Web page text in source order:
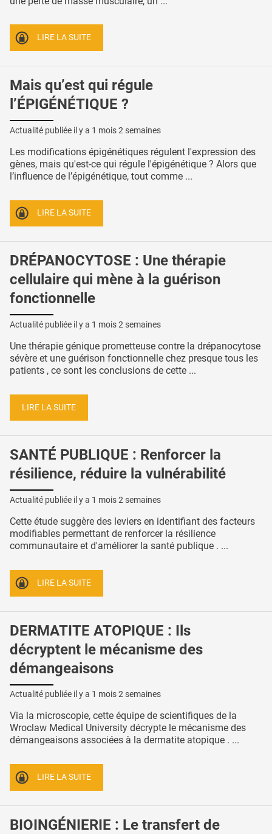
LIRE LA SUITE
Mais qu’est qui régule
l’ÉPIGÉNÉTIQUE ?
Actualité publiée il y a 1 mois 2 semaines
Les modifications épigénétiques régulent l'expression des
gènes, mais qu'est-ce qui régule l'épigénétique ? Alors que
l’influence de l’épigénétique, tout comme ...
LIRE LA SUITE
DRÉPANOCYTOSE : Une thérapie
cellulaire qui mène à la guérison
fonctionnelle
Actualité publiée il y a 1 mois 2 semaines
Une thérapie génique prometteuse contre la drépanocytose
sévère et une guérison fonctionnelle chez presque tous les
patients , ce sont les conclusions de cette ...
LIRE LA SUITE
SANTÉ PUBLIQUE : Renforcer la
résilience, réduire la vulnérabilité
Actualité publiée il y a 1 mois 2 semaines
Cette étude suggère des leviers en identifiant des facteurs
modifiables permettant de renforcer la résilience
communautaire et d'améliorer la santé publique . ...
LIRE LA SUITE
DERMATITE ATOPIQUE : Ils
décryptent le mécanisme des
démangeaisons
Actualité publiée il y a 1 mois 2 semaines
Via la microscopie, cette équipe de scientifiques de la
Wroclaw Medical University décrypte le mécanisme des
démangeaisons associées à la dermatite atopique . ...
LIRE LA SUITE
BIOINGÉNIERIE : Le transfert de